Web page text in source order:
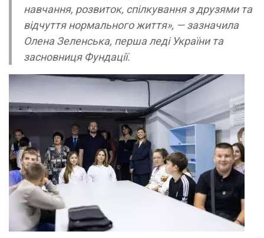
навчання, розвиток, спілкування з друзями та
відчуття нормального життя», —зазначила
Олена Зеленська, перша леді України та
засновниця Фундації.